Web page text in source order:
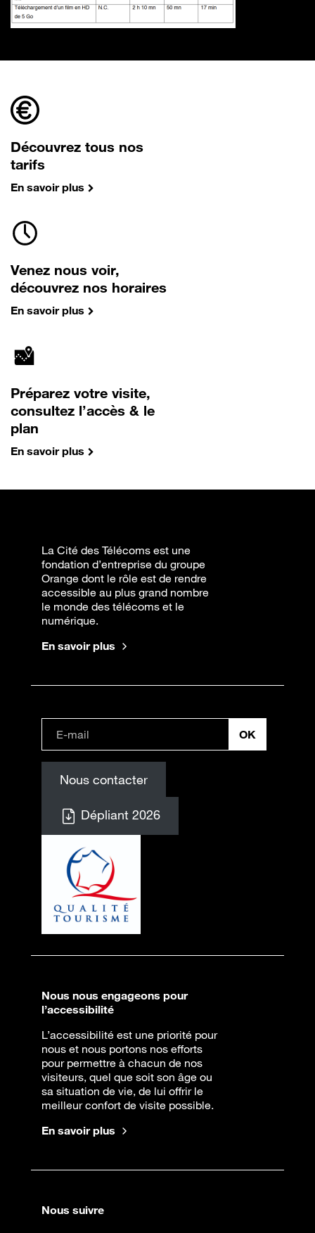
Découvrez tous nos
tarifs
En savoir plus
Venez nous voir,
découvrez nos horaires
En savoir plus
Préparez votre visite,
consultez l’accès & le
plan
En savoir plus
La Cité des Télécoms est une
fondation d’entreprise du groupe
Orange dont le rôle est de rendre
accessible au plus grand nombre
le monde des télécoms et le
numérique.
En savoir plus
Nous contacter
Dépliant 2026
Nous nous engageons pour
l’accessibilité
L’accessibilité est une priorité pour
nous et nous portons nos efforts
pour permettre à chacun de nos
visiteurs, quel que soit son âge ou
sa situation de vie, de lui offrir le
meilleur confort de visite possible.
En savoir plus
Nous suivre